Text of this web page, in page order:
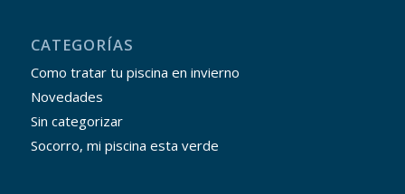
CATEGORÍAS
Como tratar tu piscina en invierno
Novedades
Sin categorizar
Socorro, mi piscina esta verde